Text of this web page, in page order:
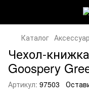
Каталог
Чехол-
Goospery
Артикул: 97503